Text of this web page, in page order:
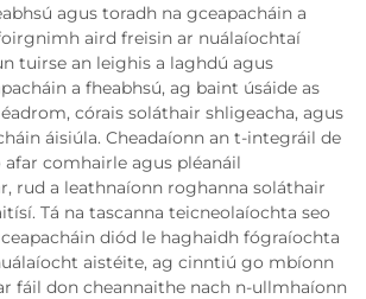
agus toradh na gceapacháin a
aird freisin ar nuálaíochtaí
tuirse an leighis a laghdú agus
a fheabhsú, ag baint úsáide as
córais soláthair shligeacha, agus
áisiúla. Cheadaíonn an t-integráil de
comhairle agus pléanáil
rud a leathnaíonn roghanna soláthair
Tá na tascanna teicneolaíochta seo
diód le haghaidh fógraíochta
aistéite, ag cinntiú go mbíonn
fáil don cheannaithe nach n-ullmhaíonn